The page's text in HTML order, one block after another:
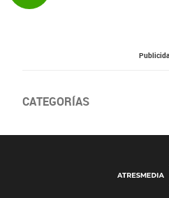
CATEGORÍAS
Salud sexual El tiempo
Champions